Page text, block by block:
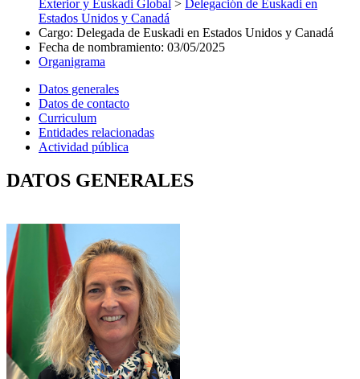
Exterior y Euskadi Global > Delegación de Euskadi en
Estados Unidos y Canadá
Cargo: Delegada de Euskadi en Estados Unidos y Canadá
Fecha de nombramiento: 03/05/2025
Organigrama
Datos generales
Datos de contacto
Curriculum
Entidades relacionadas
Actividad pública
DATOS GENERALES